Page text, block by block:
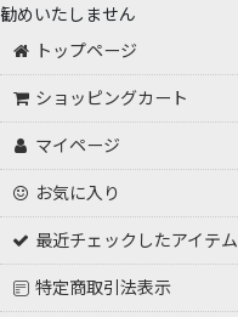
勧めいたしません
トップページ
ショッピングカート
マイページ
お気に入り
最近チェックしたアイテム
特定商取引法表示